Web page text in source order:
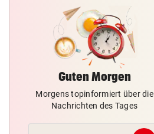
Guten Morgen
Morgens topinformiert über die
Nachrichten des Tages